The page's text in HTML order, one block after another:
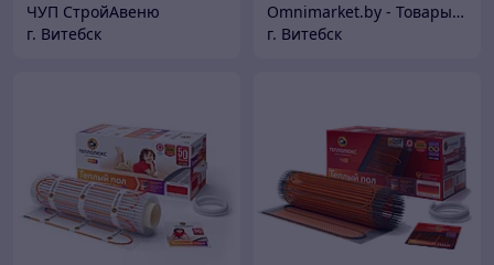
ЧУП СтройАвеню
г. Витебск
Omnimarket.by - Товары для дома и стройки с доставкой по Беларуси
г. Витебск